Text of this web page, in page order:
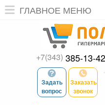
ГЛАВНОЕ МЕНЮ
+7(343) 385-13-42
Задать
вопрос
Заказать
звонок